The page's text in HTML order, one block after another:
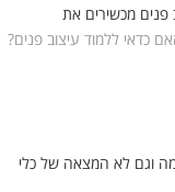
פנים מכשירים את
כדאי ללמוד עיצוב פנים?
וגם לא המצאה של כלי